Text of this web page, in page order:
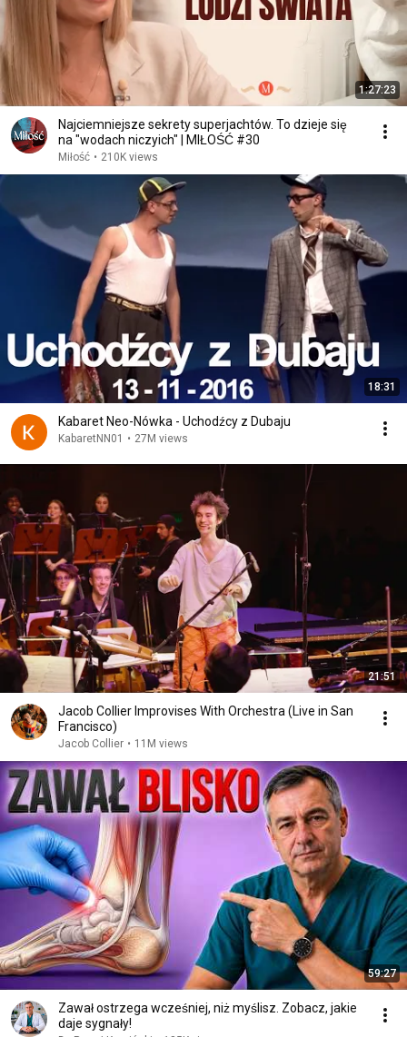
1:27:23
Najciemniejsze sekrety superjachtów. To dzieje się
na "wodach niczyich" | MIŁOŚĆ #30
Miłość • 210K views
18:31
Kabaret Neo-Nówka - Uchodźcy z Dubaju
KabaretNN01 • 27M views
21:51
Jacob Collier Improvises With Orchestra (Live in San
Francisco)
Jacob Collier • 11M views
59:27
Zawał ostrzega wcześniej, niż myślisz. Zobacz, jakie
daje sygnały!